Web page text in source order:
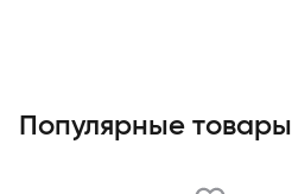
Популярные товары